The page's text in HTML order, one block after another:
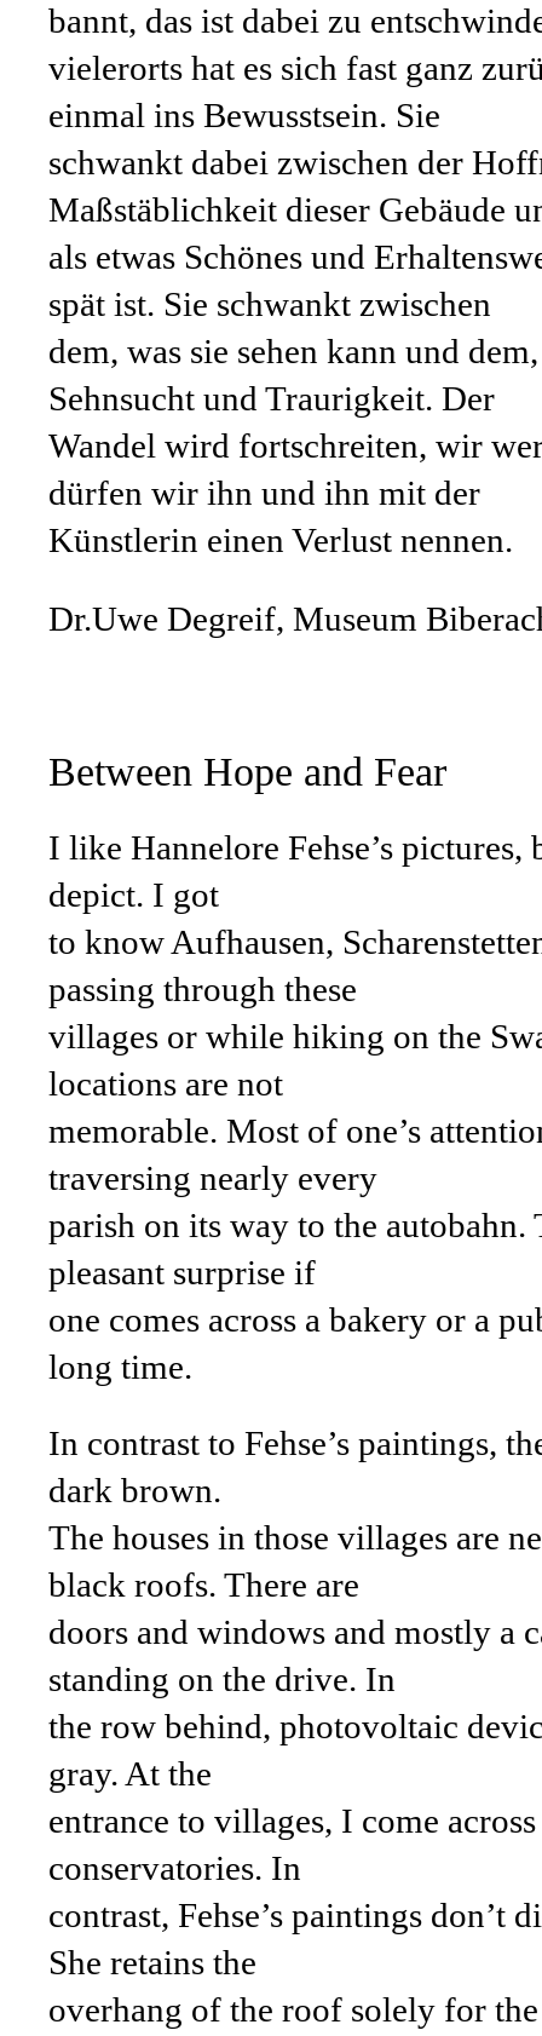
bannt, das ist dabei zu
vielerorts hat es sich fast ganz
einmal ins Bewusstsein. Sie
schwankt dabei zwischen der
Maßstäblichkeit dieser Gebäude
als etwas Schönes und
spät ist. Sie schwankt zwischen
dem, was sie sehen kann und
Sehnsucht und Traurigkeit. Der
Wandel wird fortschreiten, wir
dürfen wir ihn und ihn mit der
Künstlerin einen Verlust nennen.
Dr.Uwe Degreif, Museum
Between Hope and Fear
I like Hannelore Fehse’s
depict. I got
to know Aufhausen,
passing through these
villages or while hiking on the
locations are not
memorable. Most of one’s
traversing nearly every
parish on its way to the autobahn.
pleasant surprise if
one comes across a bakery or a
long time.
In contrast to Fehse’s paintings,
dark brown.
The houses in those villages are
black roofs. There are
doors and windows and mostly a
standing on the drive. In
the row behind, photovoltaic
gray. At the
entrance to villages, I come
conservatories. In
contrast, Fehse’s paintings don’t
She retains the
overhang of the roof solely for the